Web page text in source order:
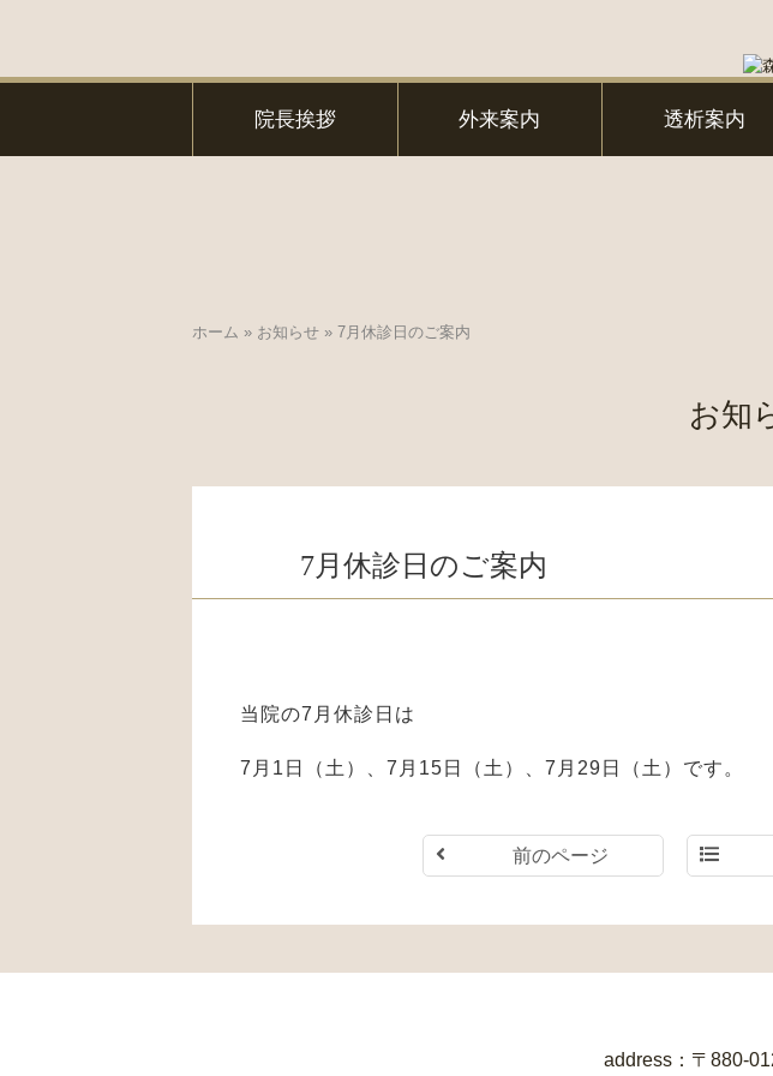
院長挨拶 外来案内 透析案内
ホーム » お知らせ » 7月休診日のご案内
お知
7月休診日のご案内
当院の7月休診日は
7月1日（土）、7月15日（土）、7月29日（土）です。
前のページ
address：〒880-